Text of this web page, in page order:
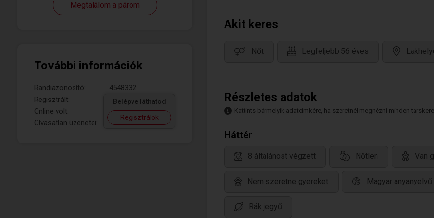
Megtalálom a párom
További információk
Randiazonosító:
4548332
Regisztrált:
Online volt:
Olvasatlan üzenetei:
Belépve láthatod
Regisztrálok
Akit keres
Nőt Legfeljebb 56 éves
Részletes adatok
Kattints bármelyik adatcímkére, ha szeretnél megnézni minden
Háttér
8 általánost végzett Nőtlen Van
Nem szeretne gyereket Magyar anyanyelvű
Rák jegyű